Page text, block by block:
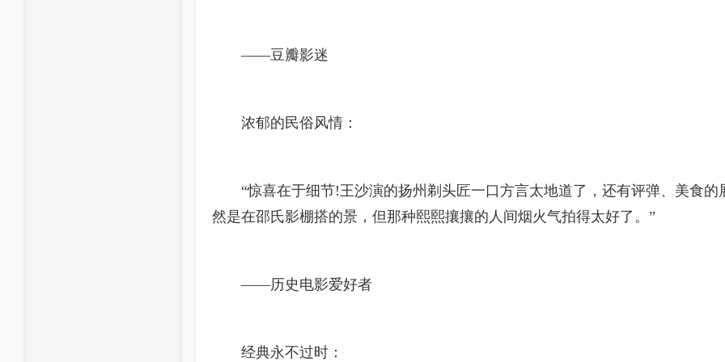
——豆瓣影迷
浓郁的民俗风情：
“惊喜在于细节!王沙演的扬州剃头匠一口方言太地道了，还有评弹、美食的
然是在邵氏影棚搭的景，但那种熙熙攘攘的人间烟火气拍得太好了。”
——历史电影爱好者
经典永不过时：